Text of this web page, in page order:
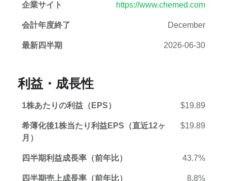
企業サイト https://www.chemed.com
会計年度終了 December
最新四半期 2026-06-30
利益・成長性
1株あたりの利益（EPS） $19.89
希薄化後1株当たり利益EPS（直近12ヶ
月）
$19.89
四半期利益成長率（前年比） 43.7%
四半期売上成長率（前年比） 8.8%